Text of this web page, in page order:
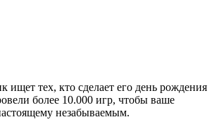
тех, кто сделает его день рождения
более 10.000 игр, чтобы ваше
незабываемым.